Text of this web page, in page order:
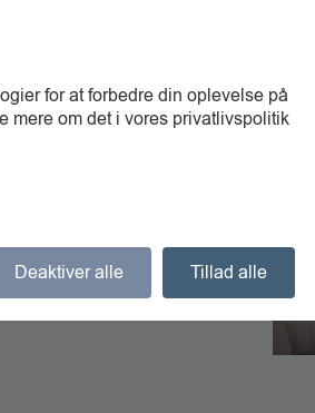
for at forbedre din oplevelse på
mere om det i vores privatlivspolitik
Deaktiver alle Tillad alle